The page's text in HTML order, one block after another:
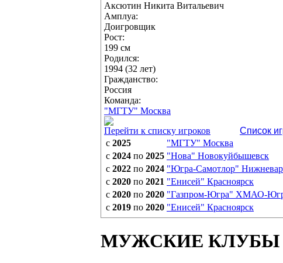
Аксютин Никита Витальевич
Амплуа:
Доигровщик
Рост:
199 см
Родился:
1994 (32 лет)
Гражданство:
Россия
Команда:
"МГТУ" Москва
Перейти к списку игроков
Список
с 2025 "МГТУ" Москва
с 2024 по 2025 "Нова" Новокуйбышевск
с 2022 по 2024 "Югра-Самотлор"
с 2020 по 2021 "Енисей" Красноярск
с 2020 по 2020 "Газпром-Югра" ХМАО-
с 2019 по 2020 "Енисей" Красноярск
МУЖСКИЕ КЛУБЫ